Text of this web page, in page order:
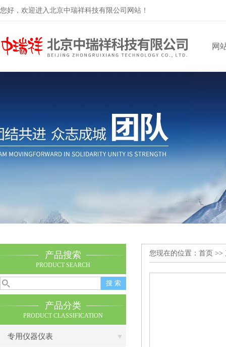
您好，欢迎进入北京中瑞祥科技有限公司网站！
网
产品搜索
PRODUCT SEARCH
产品分类
PRODUCT CLASSIFICATION
专用仪器仪表
您现在的位置： 首页 >>